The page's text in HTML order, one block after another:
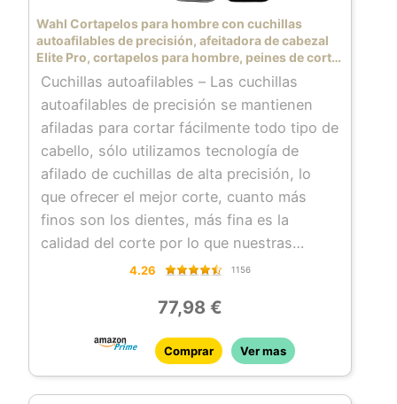
Wahl Cortapelos para hombre con cuchillas
autoafilables de precisión, afeitadora de cabezal
Elite Pro, cortapelos para hombre, peines de corte
Secure Fit Premium, peluqueros profesionales,
con cable
Cuchillas autoafilables – Las cuchillas
autoafilables de precisión se mantienen
afiladas para cortar fácilmente todo tipo de
cabello, sólo utilizamos tecnología de
afilado de cuchillas de alta precisión, lo
que ofrecer el mejor corte, cuanto más
finos son los dientes, más fina es la
calidad del corte por lo que nuestras
cuchillas ofrecen un rendimiento óptimo
acero inoxidable Secure-Fit se fija de
forma segura a la cuchilla para un corte
PALANCA CÓNICA – La palanca cónica
4.26 1156
77,98 €
Comprar Ver mas